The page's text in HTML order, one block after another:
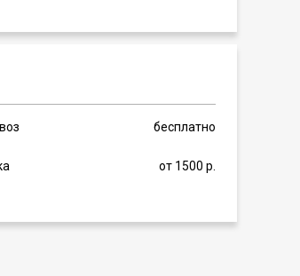
бесплатно
от 1500 р.